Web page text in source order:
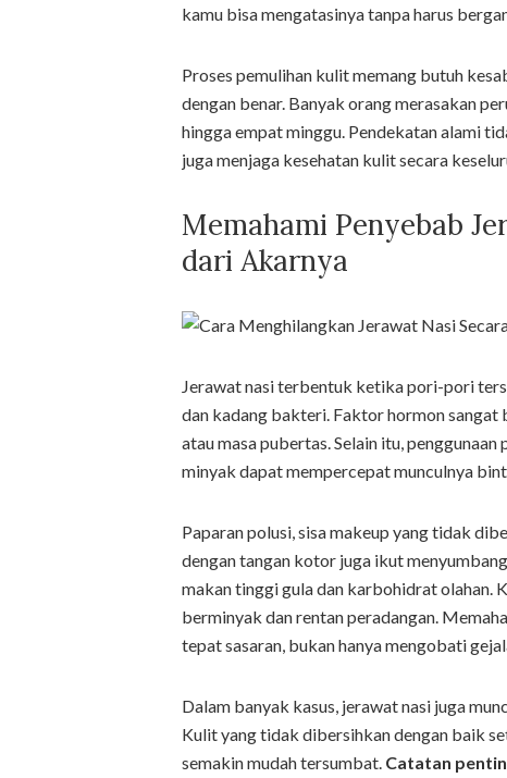
kamu bisa mengatasinya tanpa harus
Proses pemulihan kulit memang butuh
dengan benar. Banyak orang merasakan
hingga empat minggu. Pendekatan alami
juga menjaga kesehatan kulit secara
Memahami Penyebab
dari Akarnya
Jerawat nasi terbentuk ketika pori-pori
dan kadang bakteri. Faktor hormon sangat
atau masa pubertas. Selain itu,
minyak dapat mempercepat munculnya
Paparan polusi, sisa makeup yang tidak
dengan tangan kotor juga ikut
makan tinggi gula dan karbohidrat olahan.
berminyak dan rentan peradangan.
tepat sasaran, bukan hanya mengobati
Dalam banyak kasus, jerawat nasi juga
Kulit yang tidak dibersihkan dengan baik
semakin mudah tersumbat. Catatan